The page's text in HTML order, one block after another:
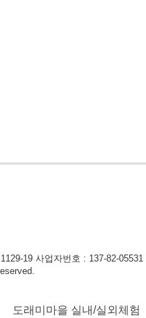
19 사업자번호 : 137-82-05531
도래미마을 실내/실외체험